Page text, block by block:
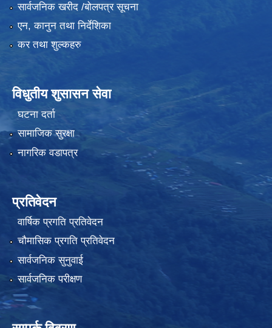
सार्वजनिक खरीद /बोलपत्र सूचना
एन, कानुन तथा निर्देशिका
कर तथा शुल्कहरु
विधुतीय शुसासन सेवा
घटना दर्ता
सामाजिक सुरक्षा
नागरिक वडापत्र
प्रतिवेदन
वार्षिक प्रगति प्रतिवेदन
चौमासिक प्रगति प्रतिवेदन
सार्वजनिक सुनुवाई
सार्वजनिक परीक्षण